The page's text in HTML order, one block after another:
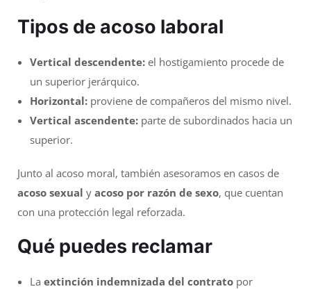
Tipos de acoso laboral
Vertical descendente: el hostigamiento procede de
un superior jerárquico.
Horizontal: proviene de compañeros del mismo nivel.
Vertical ascendente: parte de subordinados hacia un
superior.
Junto al acoso moral, también asesoramos en casos de
acoso sexual y acoso por razón de sexo, que cuentan
con una protección legal reforzada.
Qué puedes reclamar
La extinción indemnizada del contrato por